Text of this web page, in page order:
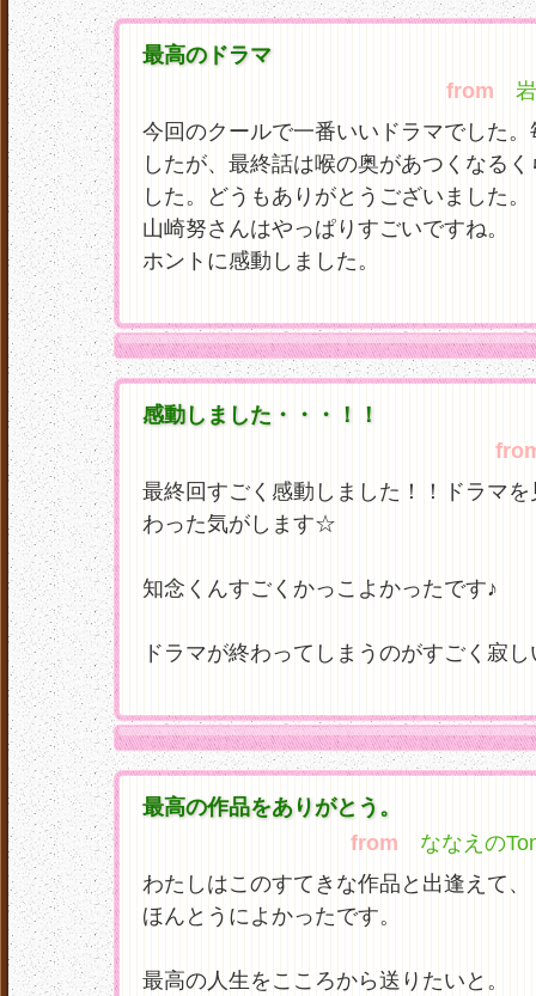
最高のドラマ
from 岩
今回のクールで一番いいドラマでした
したが、最終話は喉の奥があつくなる
した。どうもありがとうございました。
山崎努さんはやっぱりすごいですね。
ホントに感動しました。
感動しました・・・！！
最終回すごく感動しました！！ドラマ
わった気がします☆
知念くんすごくかっこよかったです♪
ドラマが終わってしまうのがすごく寂
最高の作品をありがとう。
from ななえの
わたしはこのすてきな作品と出逢えて、
ほんとうによかったです。
最高の人生をこころから送りたいと。